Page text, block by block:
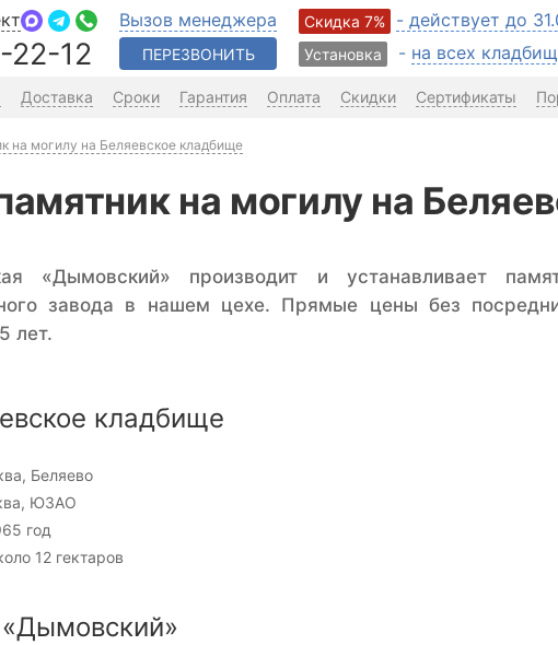
22-12
Вызов менеджера
ПЕРЕЗВОНИТЬ
Скидка 7% - действует до
Установка - на всех
Доставка Сроки Гарантия Оплата Скидки Сертификаты
на могилу на Беляевское кладбище
на могилу на
«Дымовский» производит и устанавливает
завода в нашем цехе. Прямые цены без
лет.
кладбище
Беляево
ЮЗАО
год
12 гектаров
«Дымовский»